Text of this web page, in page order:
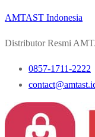
AMTAST Indonesia
Distributor Resmi
0857-1711-2222